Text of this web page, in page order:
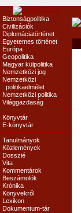
Biztonságpolitika
Civilizációk
Diplomáciatörténet
Egyetemes történet
Európa
Geopolitika
Magyar külpolitika
Nemzetközi jog
Nemzetközi
politikaelmélet
Nemzetközi politika
Világgazdaság
Könyvtár
E-könyvtár
Tanulmányok
Közlemények
Dosszié
Vita
Kommentárok
Beszámolók
Krónika
Könyvekről
Lexikon
Dokumentum-tár